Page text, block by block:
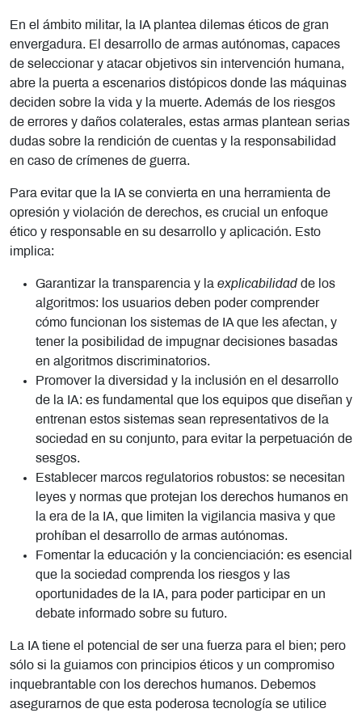
En el ámbito militar, la IA plantea dilemas éticos de gran
envergadura. El desarrollo de armas autónomas, capaces
de seleccionar y atacar objetivos sin intervención humana,
abre la puerta a escenarios distópicos donde las máquinas
deciden sobre la vida y la muerte. Además de los riesgos
de errores y daños colaterales, estas armas plantean serias
dudas sobre la rendición de cuentas y la responsabilidad
en caso de crímenes de guerra.
Para evitar que la IA se convierta en una herramienta de
opresión y violación de derechos, es crucial un enfoque
ético y responsable en su desarrollo y aplicación. Esto
implica:
Garantizar la transparencia y la explicabilidad de los
algoritmos: los usuarios deben poder comprender
cómo funcionan los sistemas de IA que les afectan, y
tener la posibilidad de impugnar decisiones basadas
en algoritmos discriminatorios.
Promover la diversidad y la inclusión en el desarrollo
de la IA: es fundamental que los equipos que diseñan y
entrenan estos sistemas sean representativos de la
sociedad en su conjunto, para evitar la perpetuación de
sesgos.
Establecer marcos regulatorios robustos: se necesitan
leyes y normas que protejan los derechos humanos en
la era de la IA, que limiten la vigilancia masiva y que
prohíban el desarrollo de armas autónomas.
Fomentar la educación y la concienciación: es esencial
que la sociedad comprenda los riesgos y las
oportunidades de la IA, para poder participar en un
debate informado sobre su futuro.
La IA tiene el potencial de ser una fuerza para el bien; pero
sólo si la guiamos con principios éticos y un compromiso
inquebrantable con los derechos humanos. Debemos
asegurarnos de que esta poderosa tecnología se utilice